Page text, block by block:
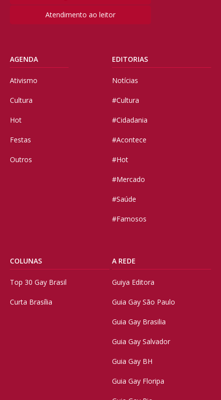
Atendimento ao leitor
AGENDA
Ativismo
Cultura
Hot
Festas
Outros
EDITORIAS
Notícias
#Cultura
#Cidadania
#Acontece
#Hot
#Mercado
#Saúde
#Famosos
COLUNAS
Top 30 Gay Brasil
Curta Brasília
A REDE
Guiya Editora
Guia Gay São Paulo
Guia Gay Brasilia
Guia Gay Salvador
Guia Gay BH
Guia Gay Floripa